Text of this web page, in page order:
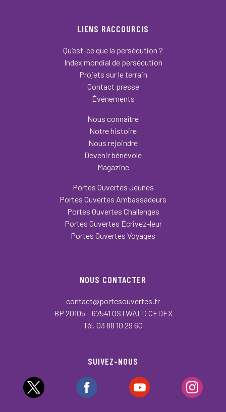
LIENS RACCOURCIS
Qu’est-ce que la persécution ?
Index mondial de persécution
Projets sur le terrain
Contact presse
Événements
Nous connaître
Notre histoire
Nous rejoindre
Devenir bénévole
Magazine
Portes Ouvertes Jeunes
Portes Ouvertes Ambassadeurs
Portes Ouvertes Challenges
Portes Ouvertes Écrivez-leur
Portes Ouvertes Voyages
NOUS CONTACTER
contact@portesouvertes.fr
BP 20105 – 67541 OSTWALD CEDEX
Tél. 03 88 10 29 60
SUIVEZ-NOUS